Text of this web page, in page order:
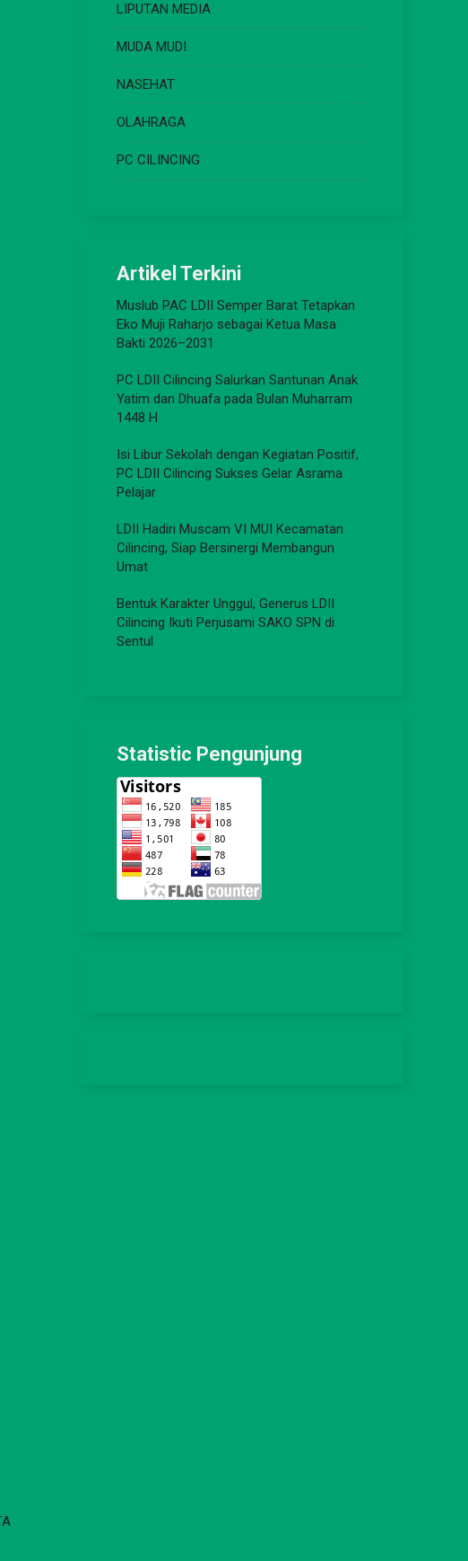
LIPUTAN MEDIA
MUDA MUDI
NASEHAT
OLAHRAGA
PC CILINCING
Artikel Terkini
Muslub PAC LDII Semper Barat Tetapkan
Eko Muji Raharjo sebagai Ketua Masa
Bakti 2026–2031
PC LDII Cilincing Salurkan Santunan Anak
Yatim dan Dhuafa pada Bulan Muharram
1448 H
Isi Libur Sekolah dengan Kegiatan Positif,
PC LDII Cilincing Sukses Gelar Asrama
Pelajar
LDII Hadiri Muscam VI MUI Kecamatan
Cilincing, Siap Bersinergi Membangun
Umat
Bentuk Karakter Unggul, Generus LDII
Cilincing Ikuti Perjusami SAKO SPN di
Sentul
Statistic Pengunjung